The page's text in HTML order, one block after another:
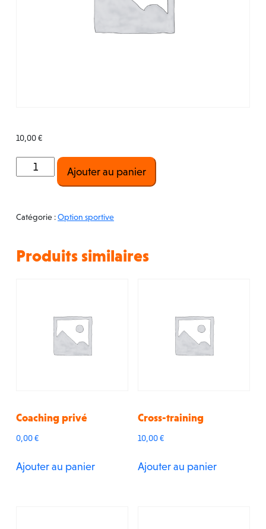
10,00€
quantité
de
musculation
machines
Ajouter au panier
Catégorie :Option sportive
Produits similaires
Coaching privé
0,00€
Ajouter au panier
Cross-training
10,00€
Ajouter au panier